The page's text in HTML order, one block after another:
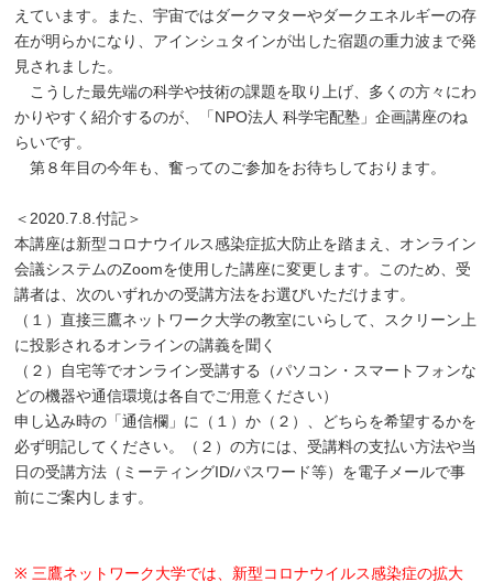
えています。また、宇宙ではダークマターやダークエネルギーの存
在が明らかになり、アインシュタインが出した宿題の重力波まで発
見されました。
こうした最先端の科学や技術の課題を取り上げ、多くの方々にわ
かりやすく紹介するのが、「NPO法人 科学宅配塾」企画講座のね
らいです。
第８年目の今年も、奮ってのご参加をお待ちしております。
＜2020.7.8.付記＞
本講座は新型コロナウイルス感染症拡大防止を踏まえ、オンライン
会議システムのZoomを使用した講座に変更します。このため、受
講者は、次のいずれかの受講方法をお選びいただけます。
（１）直接三鷹ネットワーク大学の教室にいらして、スクリーン上
に投影されるオンラインの講義を聞く
（２）自宅等でオンライン受講する（パソコン・スマートフォンな
どの機器や通信環境は各自でご用意ください）
申し込み時の「通信欄」に（１）か（２）、どちらを希望するかを
必ず明記してください。（２）の方には、受講料の支払い方法や当
日の受講方法（ミーティングID/パスワード等）を電子メールで事
前にご案内します。
※ 三鷹ネットワーク大学では、新型コロナウイルス感染症の拡大